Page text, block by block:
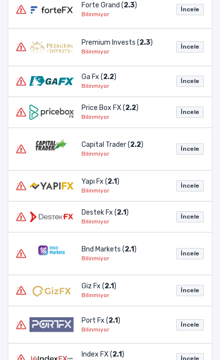
Forte Grand (2.3)
Bilinmiyor
İncele
Premium Invests (2.3)
Bilinmiyor
İncele
Ga Fx (2.2)
Bilinmiyor
İncele
Price Box FX (2.2)
Bilinmiyor
İncele
Capital Trader (2.2)
Bilinmiyor
İncele
Yapı Fx (2.1)
Bilinmiyor
İncele
Destek Fx (2.1)
Bilinmiyor
İncele
Bnd Markets (2.1)
Bilinmiyor
İncele
Giz Fx (2.1)
Bilinmiyor
İncele
Port Fx (2.1)
Bilinmiyor
İncele
Index FX (2.1)